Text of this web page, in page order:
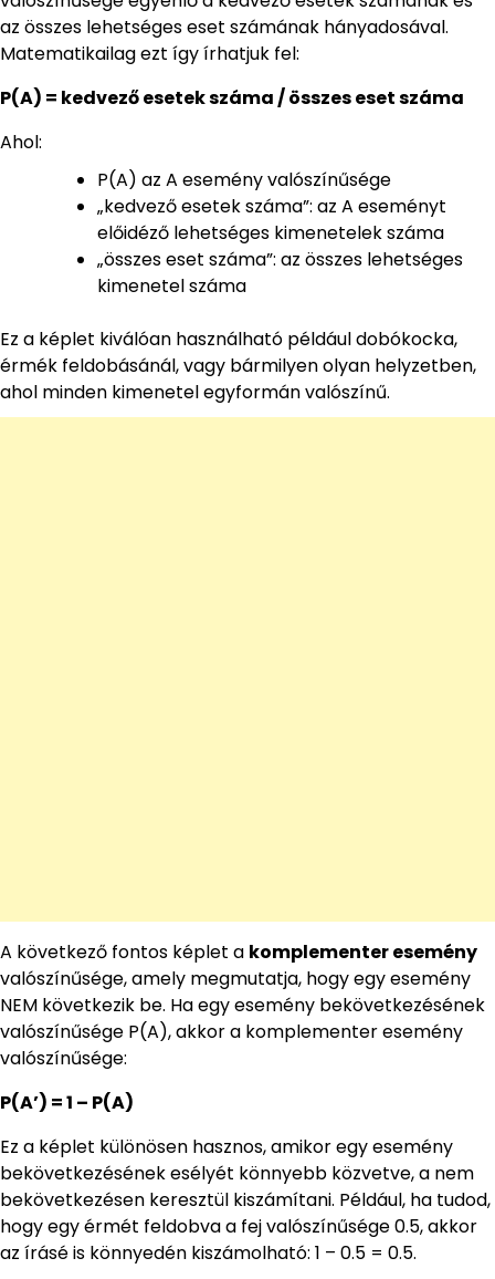
az összes lehetséges eset számának hányadosával.
Matematikailag ezt így írhatjuk fel:
P(A) = kedvező esetek száma / összes eset száma
Ahol:
P(A) az A esemény valószínűsége
„kedvező esetek száma”: az A eseményt
előidéző lehetséges kimenetelek száma
„összes eset száma”: az összes lehetséges
kimenetel száma
Ez a képlet kiválóan használható például dobókocka,
érmék feldobásánál, vagy bármilyen olyan helyzetben,
ahol minden kimenetel egyformán valószínű.
A következő fontos képlet a komplementer esemény
valószínűsége, amely megmutatja, hogy egy esemény
NEM következik be. Ha egy esemény bekövetkezésének
valószínűsége P(A), akkor a komplementer esemény
valószínűsége:
P(A’) = 1 – P(A)
Ez a képlet különösen hasznos, amikor egy esemény
bekövetkezésének esélyét könnyebb közvetve, a nem
bekövetkezésen keresztül kiszámítani. Például, ha tudod,
hogy egy érmét feldobva a fej valószínűsége 0.5, akkor
az írásé is könnyedén kiszámolható: 1 – 0.5 = 0.5.